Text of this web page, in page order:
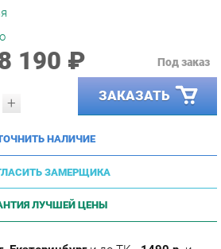
190 ₽
+ ЗАКАЗАТЬ
НАЛИЧИЕ
ЗАМЕРЩИКА
ЛУЧШЕЙ ЦЕНЫ
и до ТК -
заказе от30000 р.